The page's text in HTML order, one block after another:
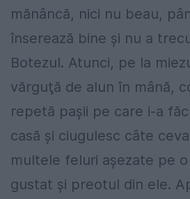
mănâncă, nici nu beau,
înserează bine şi nu a
Botezul. Atunci, pe la
vărguţă de alun în mână,
repetă paşii pe care i-a
casă şi ciugulesc câte
multele feluri aşezate pe o
gustat şi preotul din ele.